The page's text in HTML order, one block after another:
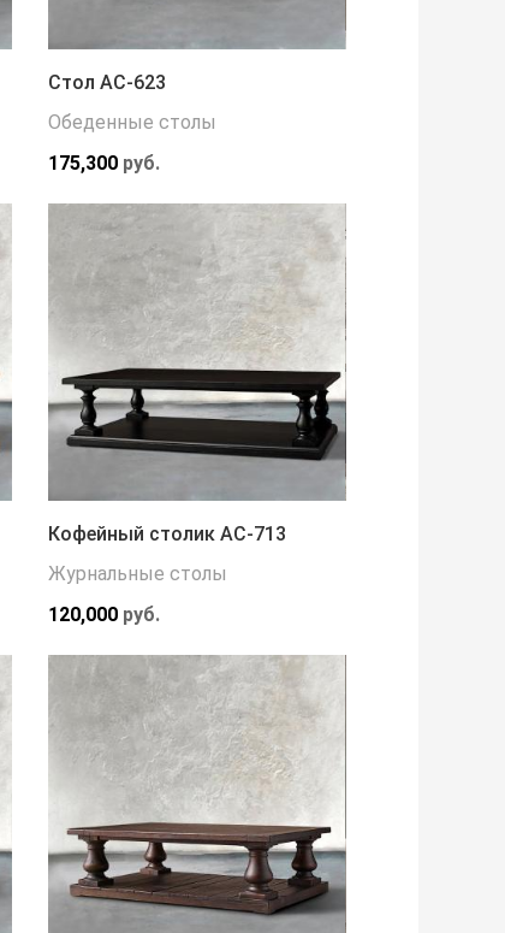
Стол АС-623
Обеденные столы
175,300 руб.
Кофейный столик АС-713
Журнальные столы
120,000 руб.